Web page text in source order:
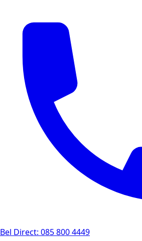
Bel Direct: 085 800 4449